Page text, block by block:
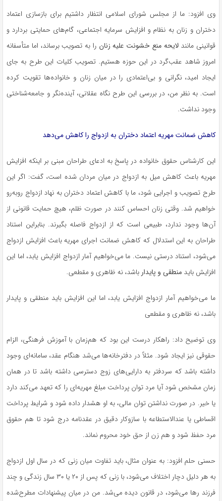
وی افزود: ما از مجلس شورای اسلامی انتظار داشتیم برای بازسازی اعتماد
دختران و زنان به نظام و افزایش سرمایه اجتماعی، گام‌های حمایتی بردارد و
قوانینی مانند لایحه منع خشونت علیه زنان را به تصویب برساند، اما متأسفانه
امروز شاهد عقب‌گرد در این حوزه هستیم. تصویب کلیات این طرح به جای
ایجاد امید، نگرانی و بی‌اعتمادی را در میان زنان و خانواده‌ها تقویت کرده
است. به نظر من، در بررسی این طرح نگاه عقلانی، آینده‌نگر و جامعه‌شناختی
وجود نداشت.
کاهش ضمانت مهریه اعتماد دختران به ازدواج را کاهش می‌دهد
این کارشناس حقوق خانواده در پاسخ به ادعای طراحان مبنی بر اینکه افزایش
مهریه باعث کاهش میل به ازدواج در میان مردان شده است، گفت: اگر این
طرح تصویب و اجرایی شود، ما با کاهش اعتماد دختران به نهاد ازدواج روبه‌رو
خواهیم شد. وقتی زنان احساس کنند در صورت ظلم، هیچ حمایت قانونی از
آن‌ها وجود ندارد، طبیعی است که از ازدواج فاصله بگیرند. بنابراین استناد
طراحان به این استدلال که کاهش ضمانت اجرای مهریه باعث افزایش ازدواج
می‌شود، استناد درستی نیست. ما می‌خواهیم آمار ازدواج افزایش یابد، اما این
افزایش باید منطقی و پایدار باشد، نه ظاهری و مقطعی.
ما می‌خواهیم آمار ازدواج افزایش یابد، اما این افزایش باید منطقی و پایدار
باشد، نه ظاهری و مقطعی
وی توضیح داد: راهکار درست این بود که هم‌زمان با آموزش فرهنگی، الزام
حقوقی نیز ایجاد شود. مثلاً در دفترخانه‌ها می‌شد هنگام عقد، سامانه‌ای وجود
داشته باشد که سردفتر به دارایی‌های زوج دسترسی داشته باشد تا در همان
زمان مشخص شود آیا مرد توان پرداخت مبلغ مهریه‌ای را که تعهد می‌کند دارد
یا خیر. در صورت نداشتن توان مالی، به او هشدار داده شود و شرایط پرداخت
اقساطی یا عندالاستطاعه با سازوکار دقیق در عقدنامه درج شود تا هم حقوق
مرد حفظ شود و هم زن از حق خود محروم نماند.
حسنی حلم افزود: به عنوان مثال، باید تفاوت میان زنی که در سال اول ازدواج
به هر دلیل دچار اختلاف می‌شود، با زنی که پس از ۲۰ یا ۳۰ سال زندگی و چند
فرزند رها می‌شود، در قانون دیده می‌شد. من در میان پیشنهادات مطرح‌شده